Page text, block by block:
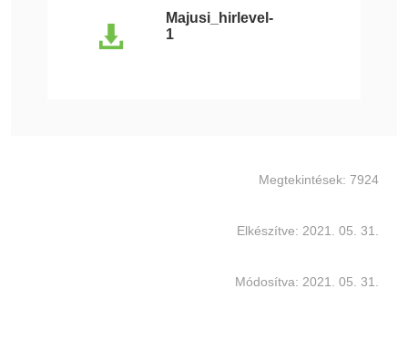
Majusi_hirlevel-
1
Megtekintések: 7924
Elkészítve: 2021. 05. 31.
Módosítva: 2021. 05. 31.